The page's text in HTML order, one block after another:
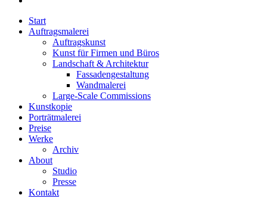
Start
Auftragsmalerei
Auftragskunst
Kunst für Firmen und Büros
Landschaft & Architektur
Fassadengestaltung
Wandmalerei
Large-Scale Commissions
Kunstkopie
Porträtmalerei
Preise
Werke
Archiv
About
Studio
Presse
Kontakt